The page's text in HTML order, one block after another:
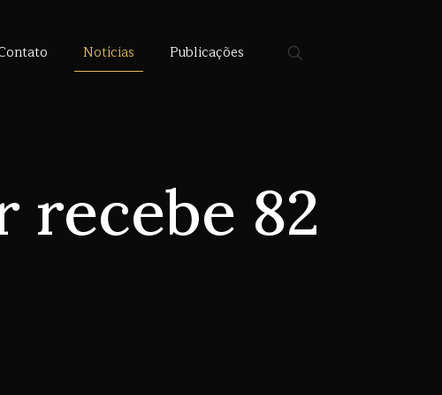
Notícias Publicações
recebe 82